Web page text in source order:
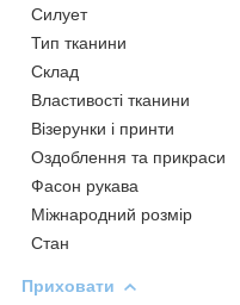
Силует
Тип тканини
Склад
Властивості тканини
Візерунки і принти
Оздоблення та прикраси
Фасон рукава
Міжнародний розмір
Стан
Приховати